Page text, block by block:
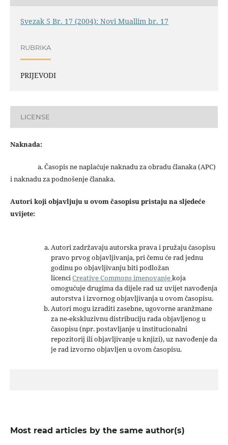
Svezak 5 Br. 17 (2004): Novi Muallim br. 17
RUBRIKA
PRIJEVODI
LICENSE
Naknada:
a. Časopis ne naplaćuje naknadu za obradu članaka (APC)
i naknadu za podnošenje članaka.
Autori koji objavljuju u ovom časopisu pristaju na sljedeće
uvijete:
Autori zadržavaju autorska prava i pružaju časopisu
pravo prvog objavljivanja, pri čemu će rad jednu
godinu po objavljivanju biti podložan
licenciCreative Commons imenovanjekoja
omogućuje drugima da dijele rad uz uvijet navođenja
autorstva i izvornog objavljivanja u ovom časopisu.
Autori mogu izraditi zasebne, ugovorne aranžmane
za ne-ekskluzivnu distribuciju rada objavljenog u
časopisu (npr. postavljanje u institucionalni
repozitorij ili objavljivanje u knjizi), uz navođenje da
je rad izvorno objavljen u ovom časopisu.
Most read articles by the same author(s)